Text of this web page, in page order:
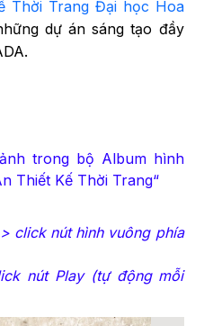
Thời Trang Đại học Hoa
dự án sáng tạo đầy
trong bộ Album hình
Thiết Kế Thời Trang“
click nút hình vuông phía
nút Play (tự động mỗi